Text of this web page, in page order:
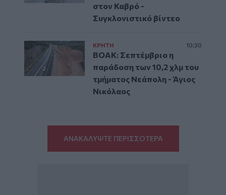
στον Καβρό -
Συγκλονιστικό βίντεο
ΚΡΗΤΗ 10:30
ΒΟΑΚ: Σεπτέμβριο η
παράδοση των 10,2 χλμ του
τμήματος Νεάπολη - Άγιος
Νικόλαος
ΑΝΑΚΑΛΥΨΤΕ ΠΕΡΙΣΣΟΤΕΡΑ